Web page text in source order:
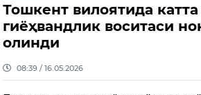
Тошкент вилоятида
гиёҳвандлик воситаси
олинди
08:39 / 16.05.2026